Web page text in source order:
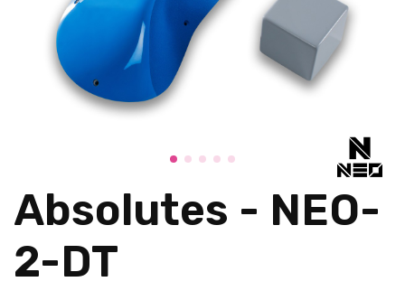
Absolutes - NEO-
2-DT